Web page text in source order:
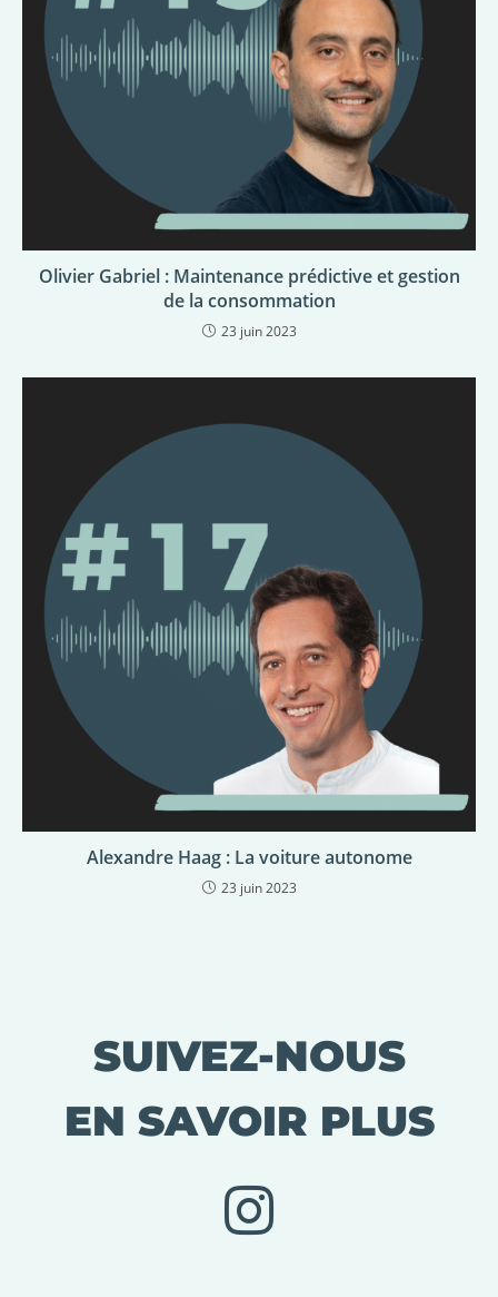
Olivier Gabriel : Maintenance prédictive et gestion
de la consommation
23 juin 2023
Alexandre Haag : La voiture autonome
23 juin 2023
SUIVEZ-NOUS
EN SAVOIR PLUS